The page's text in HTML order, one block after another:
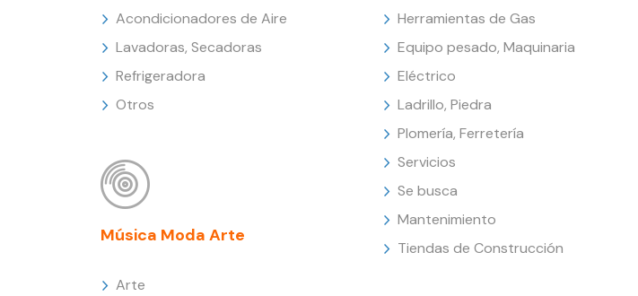
Acondicionadores de Aire
Lavadoras, Secadoras
Refrigeradora
Otros
Música Moda Arte
Arte
Herramientas de Gas
Equipo pesado, Maquinaria
Eléctrico
Ladrillo, Piedra
Plomería, Ferretería
Servicios
Se busca
Mantenimiento
Tiendas de Construcción